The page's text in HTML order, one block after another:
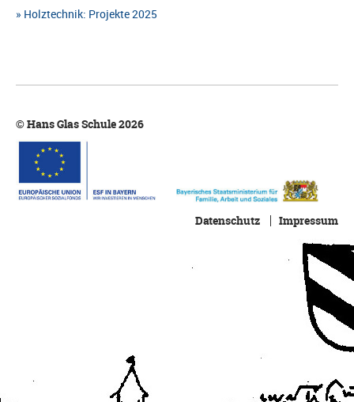
Holztechnik: Projekte 2025
© Hans Glas Schule 2026
Datenschutz Impressum